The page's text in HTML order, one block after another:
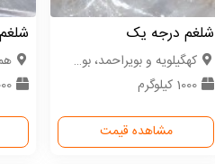
شلغم درجه یک
کهگیلویه و بویراحمد، بویر احمد
1000 کیلوگرم
مشاهده قیمت